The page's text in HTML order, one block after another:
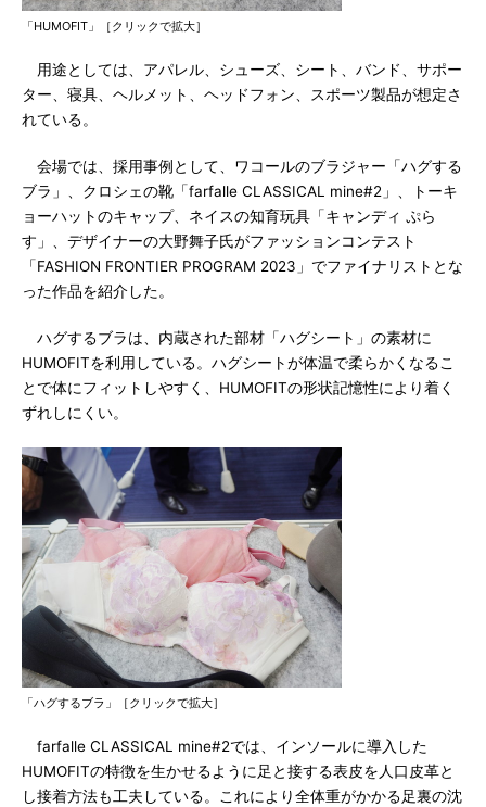
「HUMOFIT」［クリックで拡大］
用途としては、アパレル、シューズ、シート、バンド、サポー
ター、寝具、ヘルメット、ヘッドフォン、スポーツ製品が想定さ
れている。
会場では、採用事例として、ワコールのブラジャー「ハグする
ブラ」、クロシェの靴「farfalle CLASSICAL mine#2」、トーキ
ョーハットのキャップ、ネイスの知育玩具「キャンディ ぷら
す」、デザイナーの大野舞子氏がファッションコンテスト
「FASHION FRONTIER PROGRAM 2023」でファイナリストとな
った作品を紹介した。
ハグするブラは、内蔵された部材「ハグシート」の素材に
HUMOFITを利用している。ハグシートが体温で柔らかくなるこ
とで体にフィットしやすく、HUMOFITの形状記憶性により着く
ずれしにくい。
「ハグするブラ」［クリックで拡大］
farfalle CLASSICAL mine#2では、インソールに導入した
HUMOFITの特徴を生かせるように足と接する表皮を人口皮革と
し接着方法も工夫している。これにより全体重がかかる足裏の沈